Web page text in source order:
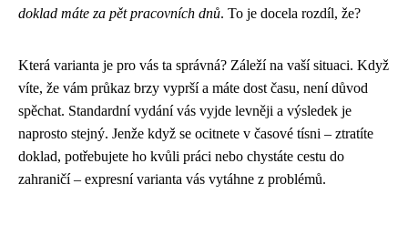
doklad máte za pět pracovních dnů. To je docela rozdíl, že?
Která varianta je pro vás ta správná? Záleží na vaší situaci. Když
víte, že vám průkaz brzy vyprší a máte dost času, není důvod
spěchat. Standardní vydání vás vyjde levněji a výsledek je
naprosto stejný. Jenže když se ocitnete v časové tísni – ztratíte
doklad, potřebujete ho kvůli práci nebo chystáte cestu do
zahraničí – expresní varianta vás vytáhne z problémů.